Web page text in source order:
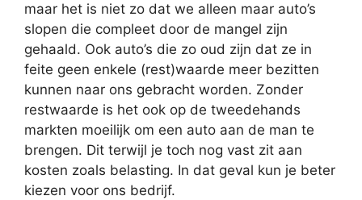
maar het is niet zo dat we alleen maar auto’s
slopen die compleet door de mangel zijn
gehaald. Ook auto’s die zo oud zijn dat ze in
feite geen enkele (rest)waarde meer bezitten
kunnen naar ons gebracht worden. Zonder
restwaarde is het ook op de tweedehands
markten moeilijk om een auto aan de man te
brengen. Dit terwijl je toch nog vast zit aan
kosten zoals belasting. In dat geval kun je beter
kiezen voor ons bedrijf.